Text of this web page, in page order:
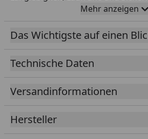
Einsatzbereich Straße bis 800 ccm.
Technologie versiegelt das
dauerhaft zwischen den
klassischen O-Ring-Ketten. Diese
mit 112 Gliedern geliefert und ist
Farbe: grau. RK steht seit
Fertigungsqualität – perfekt für
anspruchsvolle Motorradfahrer,
Originalqualität bei der
Mehr anzeigen
Das Wichtigste auf einen
Technische Daten
Versandinformationen
Hersteller